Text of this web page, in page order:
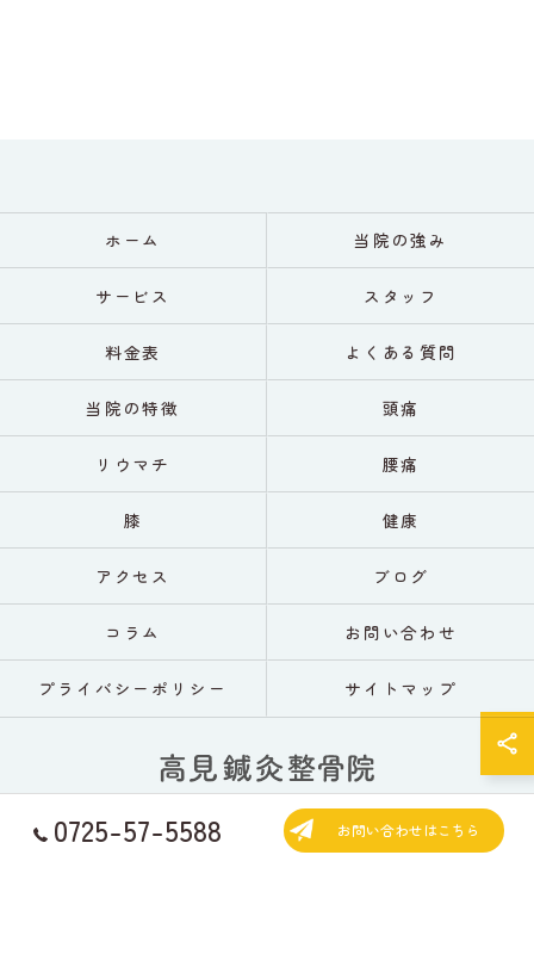
0725-57-5588 お問い合わせはこちら
ホーム 当院の強み
サービス スタッフ
料金表 よくある質問
当院の特徴 頭痛
リウマチ 腰痛
膝 健康
アクセス ブログ
コラム お問い合わせ
プライバシーポリシー サイトマップ
© 2026 大阪の鍼灸なら高見鍼灸整骨院 ALL RIGHTS RESERVED.